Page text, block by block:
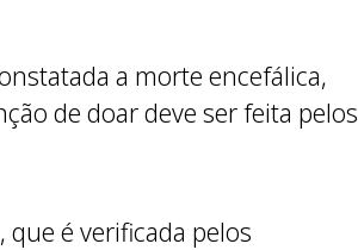
a morte encefálica,
de doar deve ser feita pelos
é verificada pelos